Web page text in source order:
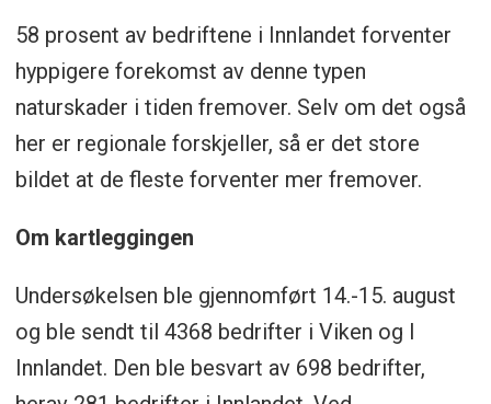
58 prosent av bedriftene i Innlandet forventer
hyppigere forekomst av denne typen
naturskader i tiden fremover. Selv om det også
her er regionale forskjeller, så er det store
bildet at de fleste forventer mer fremover.
Om kartleggingen
Undersøkelsen ble gjennomført 14.-15. august
og ble sendt til 4368 bedrifter i Viken og I
Innlandet. Den ble besvart av 698 bedrifter,